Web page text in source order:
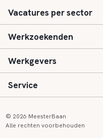
Vacatures per sector
Basisonderwijs
Speciaal (basis) onderwijs
Voortgezet onderwijs
Werkzoekenden
Aanmelden
Vacatures
Werkgevers
Inloggen
Service
© 2026 MeesterBaan
Alle rechten voorbehouden